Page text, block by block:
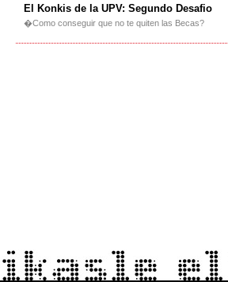
El Konkis de la UPV: Segundo Desafio
�Como conseguir que no te quiten las Becas?